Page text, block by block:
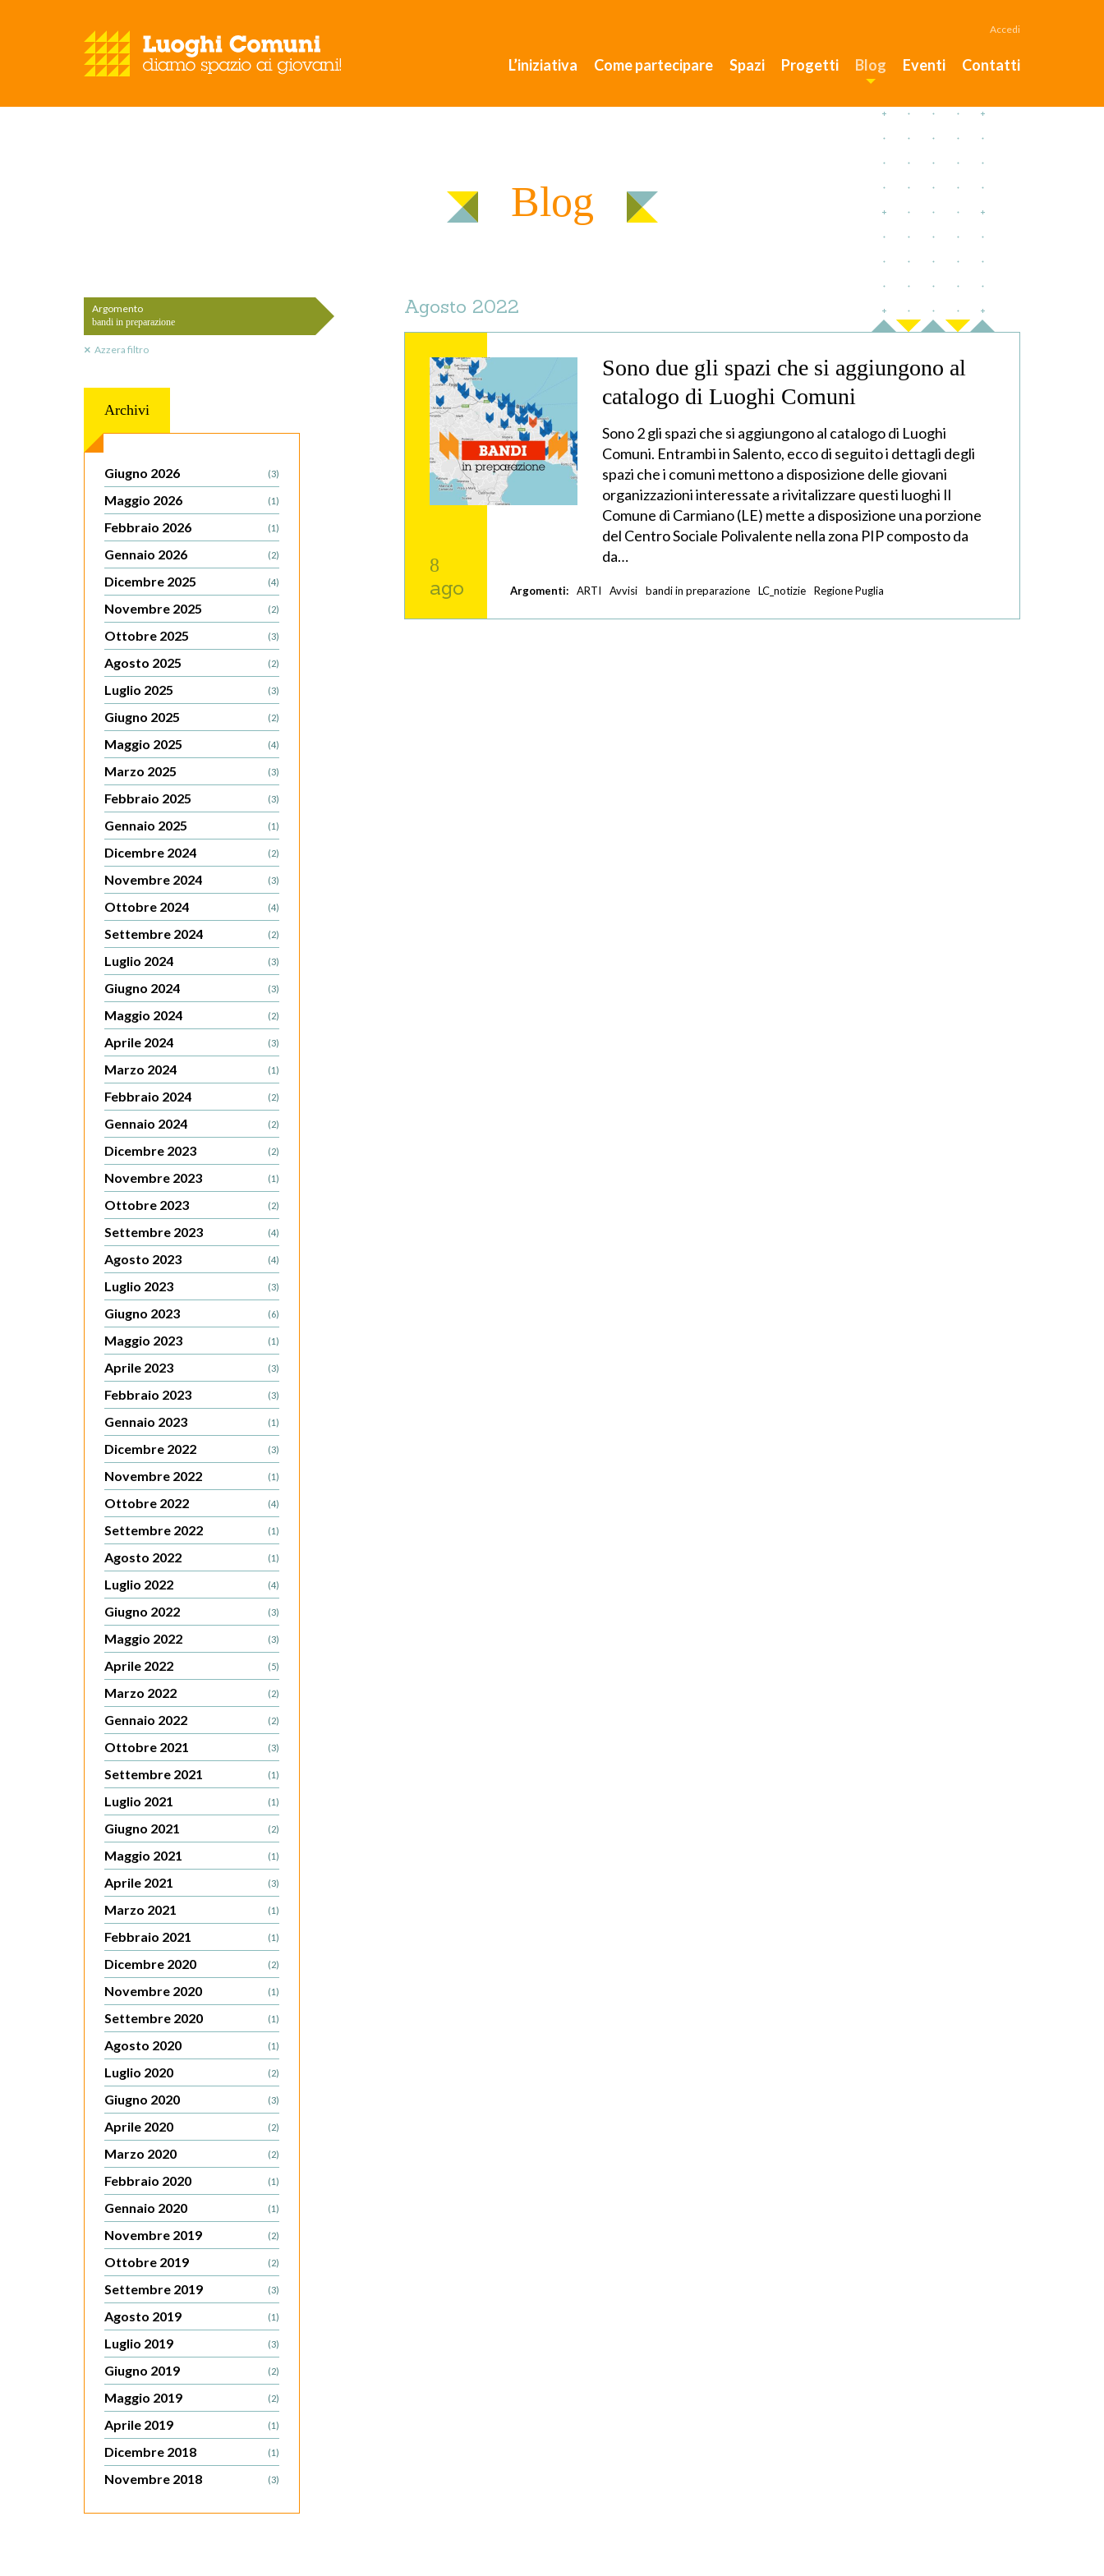
Accedi
L’iniziativa Come partecipare Spazi Progetti Blog Eventi Contatti
Blog
Argomento
bandi in preparazione
Azzera filtro
Agosto 2022
8
ago
Sono due gli spazi che si aggiungono al
catalogo di Luoghi Comuni
Sono 2 gli spazi che si aggiungono al catalogo di Luoghi
Comuni. Entrambi in Salento, ecco di seguito i dettagli degli
spazi che i comuni mettono a disposizione delle giovani
organizzazioni interessate a rivitalizzare questi luoghi Il
Comune di Carmiano (LE) mette a disposizione una porzione
del Centro Sociale Polivalente nella zona PIP composto da
da…
Argomenti: ARTI Avvisi bandi in preparazione LC_notizie Regione Puglia
Archivi
Giugno 2026 (3)
Maggio 2026 (1)
Febbraio 2026 (1)
Gennaio 2026 (2)
Dicembre 2025 (4)
Novembre 2025 (2)
Ottobre 2025 (3)
Agosto 2025 (2)
Luglio 2025 (3)
Giugno 2025 (2)
Maggio 2025 (4)
Marzo 2025 (3)
Febbraio 2025 (3)
Gennaio 2025 (1)
Dicembre 2024 (2)
Novembre 2024 (3)
Ottobre 2024 (4)
Settembre 2024 (2)
Luglio 2024 (3)
Giugno 2024 (3)
Maggio 2024 (2)
Aprile 2024 (3)
Marzo 2024 (1)
Febbraio 2024 (2)
Gennaio 2024 (2)
Dicembre 2023 (2)
Novembre 2023 (1)
Ottobre 2023 (2)
Settembre 2023 (4)
Agosto 2023 (4)
Luglio 2023 (3)
Giugno 2023 (6)
Maggio 2023 (1)
Aprile 2023 (3)
Febbraio 2023 (3)
Gennaio 2023 (1)
Dicembre 2022 (3)
Novembre 2022 (1)
Ottobre 2022 (4)
Settembre 2022 (1)
Agosto 2022 (1)
Luglio 2022 (4)
Giugno 2022 (3)
Maggio 2022 (3)
Aprile 2022 (5)
Marzo 2022 (2)
Gennaio 2022 (2)
Ottobre 2021 (3)
Settembre 2021 (1)
Luglio 2021 (1)
Giugno 2021 (2)
Maggio 2021 (1)
Aprile 2021 (3)
Marzo 2021 (1)
Febbraio 2021 (1)
Dicembre 2020 (2)
Novembre 2020 (1)
Settembre 2020 (1)
Agosto 2020 (1)
Luglio 2020 (2)
Giugno 2020 (3)
Aprile 2020 (2)
Marzo 2020 (2)
Febbraio 2020 (1)
Gennaio 2020 (1)
Novembre 2019 (2)
Ottobre 2019 (2)
Settembre 2019 (3)
Agosto 2019 (1)
Luglio 2019 (3)
Giugno 2019 (2)
Maggio 2019 (2)
Aprile 2019 (1)
Dicembre 2018 (1)
Novembre 2018 (3)